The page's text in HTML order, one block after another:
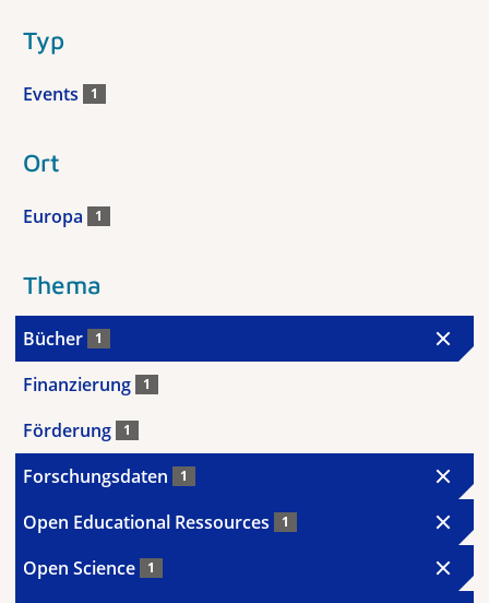
Typ
Events 1
Ort
Europa 1
Thema
Bücher 1
Finanzierung 1
Förderung 1
Forschungsdaten 1
Open Educational Ressources 1
Open Science 1